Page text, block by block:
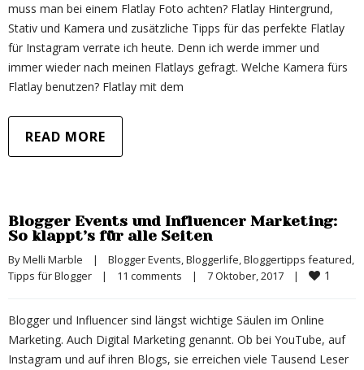
muss man bei einem Flatlay Foto achten? Flatlay Hintergrund,
Stativ und Kamera und zusätzliche Tipps für das perfekte Flatlay
für Instagram verrate ich heute. Denn ich werde immer und
immer wieder nach meinen Flatlays gefragt. Welche Kamera fürs
Flatlay benutzen? Flatlay mit dem
READ MORE
Blogger Events und Influencer Marketing:
So klappt’s für alle Seiten
By Melli Marble | Blogger Events, Bloggerlife, Bloggertipps featured
Tipps für Blogger
| 11 comments | 7 Oktober, 2017 | 1
Blogger und Influencer sind längst wichtige Säulen im Online
Marketing. Auch Digital Marketing genannt. Ob bei YouTube, auf
Instagram und auf ihren Blogs, sie erreichen viele Tausend Leser